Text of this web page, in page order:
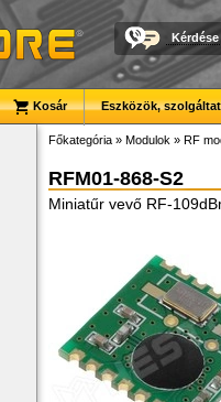
Kérdése
Kosár Eszközök,
Főkategória » Modulok » RF
RFM01-868-S2
Miniatűr vevő RF-